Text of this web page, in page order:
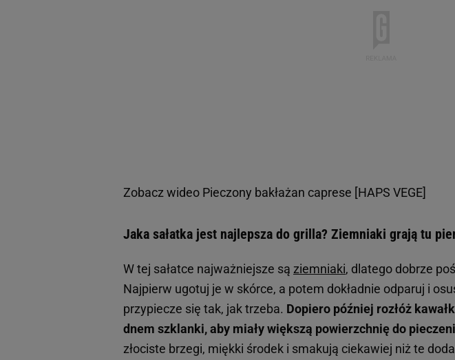
Zobacz wideo Pieczony bakłażan caprese [HAPS VEGE]
Jaka sałatka jest najlepsza do grilla? Ziemniaki grają tu
W tej sałatce najważniejsze są ziemniaki, dlatego dobrze
Najpierw ugotuj je w skórce, a potem dokładnie odparuj i
przypiecze się tak, jak trzeba. Dopiero później rozłóż
dnem szklanki, aby miały większą powierzchnię do
złociste brzegi, miękki środek i smakują ciekawiej niż te